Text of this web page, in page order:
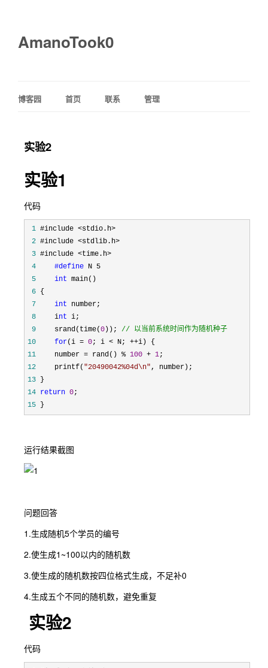
AmanoTook0
博客园 首页 联系 管理
实验2
实验1
代码
1
2
3
4
#define
5
int
6
7
int
8 int
9 srand(time(0 )); // 以当前系统时间作为随机种子
10
for(i = 0; i < N; ++
11 number = rand() % 100 + 1
12 printf( "20490042%04d\n"
13
14 return 0
15 }
运行结果截图
问题回答
1.生成随机5个学员的编号
2.使生成1~100以内的随机数
3.使生成的随机数按四位格式生成，不足补0
4.生成五个不同的随机数，避免重复
实验2
代码